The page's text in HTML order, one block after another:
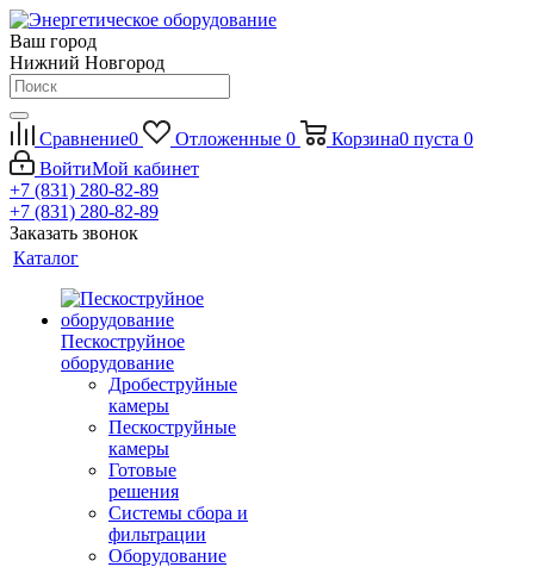
Ваш город
Нижний Новгород
Сравнение0 Отложенные 0 Корзина0 пуста 0
ВойтиМой кабинет
+7 (831) 280-82-89
+7 (831) 280-82-89
Заказать звонок
Каталог
Пескоструйное
оборудование
Дробеструйные
камеры
Пескоструйные
камеры
Готовые
решения
Системы сбора и
фильтрации
Оборудование